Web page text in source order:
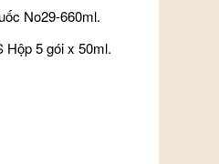
No29-660ml.
Hộp 5 gói x 50ml.